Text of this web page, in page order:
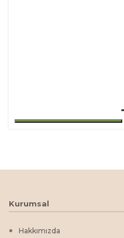
Kurumsal
Hakkımızda